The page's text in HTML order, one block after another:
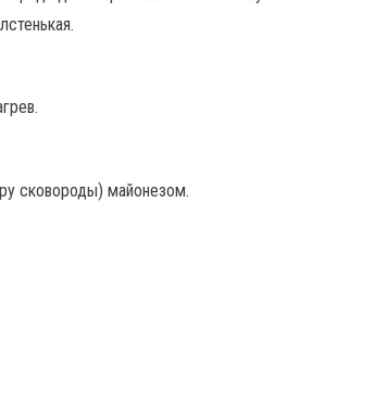
сковороды) майонезом.